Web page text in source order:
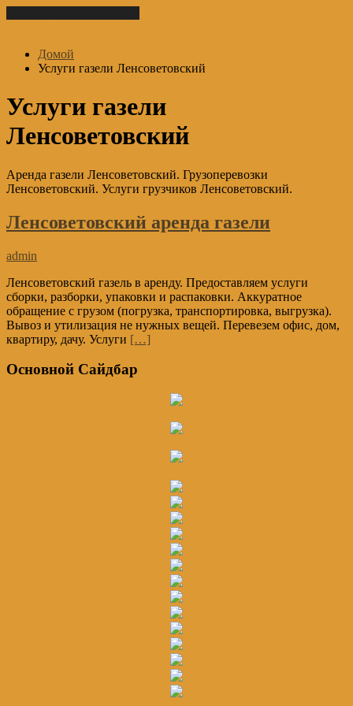
Домой
Услуги газели Ленсоветовский
Услуги газели
Ленсоветовский
Аренда газели Ленсоветовский. Грузоперевозки
Ленсоветовский. Услуги грузчиков Ленсоветовский.
Ленсоветовский аренда газели
admin
Ленсоветовский газель в аренду. Предоставляем услуги
сборки, разборки, упаковки и распаковки. Аккуратное
обращение с грузом (погрузка, транспортировка, выгрузка).
Вывоз и утилизация не нужных вещей. Перевезем офис, дом,
квартиру, дачу. Услуги […]
Основной Сайдбар